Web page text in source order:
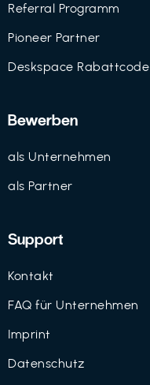
Referral Programm
Pioneer Partner
Deskspace Rabattcode
Bewerben
als Unternehmen
als Partner
Support
Kontakt
FAQ für Unternehmen
Imprint
Datenschutz